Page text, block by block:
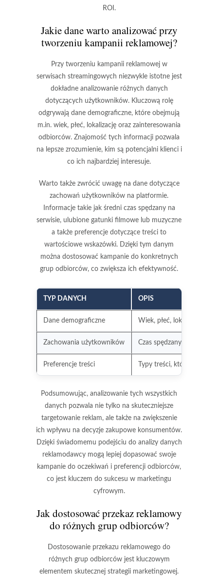
ROI.
Jakie dane warto analizować przy
tworzeniu kampanii reklamowej?
Przy tworzeniu kampanii reklamowej w
serwisach streamingowych niezwykle istotne jest
dokładne analizowanie różnych danych
dotyczących użytkowników. Kluczową rolę
odgrywają dane demograficzne, które obejmują
m.in. wiek, płeć, lokalizację oraz zainteresowania
odbiorców. Znajomość tych informacji pozwala
na lepsze zrozumienie, kim są potencjalni klienci i
co ich najbardziej interesuje.
Warto także zwrócić uwagę na dane dotyczące
zachowań użytkowników na platformie.
Informacje takie jak średni czas spędzany na
serwisie, ulubione gatunki filmowe lub muzyczne
a także preferencje dotyczące treści to
wartościowe wskazówki. Dzięki tym danym
można dostosować kampanie do konkretnych
grup odbiorców, co zwiększa ich efektywność.
TYP DANYCH OPIS
Dane demograficzne Wiek, płeć, lokalizacja
Zachowania użytkowników Czas spędzany na
Preferencje treści Typy treści, które
Podsumowując, analizowanie tych wszystkich
danych pozwala nie tylko na skuteczniejsze
targetowanie reklam, ale także na zwiększenie
ich wpływu na decyzje zakupowe konsumentów.
Dzięki świadomemu podejściu do analizy danych
reklamodawcy mogą lepiej dopasować swoje
kampanie do oczekiwań i preferencji odbiorców,
co jest kluczem do sukcesu w marketingu
cyfrowym.
Jak dostosować przekaz reklamowy
do różnych grup odbiorców?
Dostosowanie przekazu reklamowego do
różnych grup odbiorcówjest kluczowym
elementem skutecznej strategii marketingowej.